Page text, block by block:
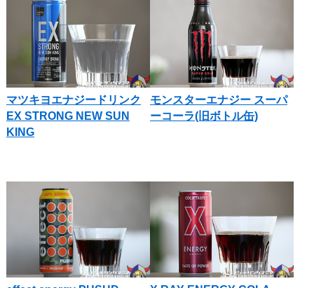
マツキヨエナジードリンク
EX STRONG NEW SUN
KING
モンスターエナジー スーパ
ーコーラ(旧ボトル缶)